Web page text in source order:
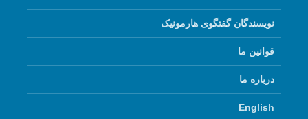
نویسندگان گفتگوی هارمونیک
قوانین ما
درباره ما
English